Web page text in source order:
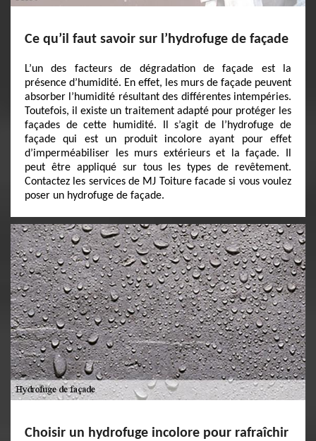
Ce qu’il faut savoir sur l’hydrofuge de façade
L’un des facteurs de dégradation de façade est la
présence d’humidité. En effet, les murs de façade peuvent
absorber l’humidité résultant des différentes intempéries.
Toutefois, il existe un traitement adapté pour protéger les
façades de cette humidité. Il s’agit de l’hydrofuge de
façade qui est un produit incolore ayant pour effet
d’imperméabiliser les murs extérieurs et la façade. Il
peut être appliqué sur tous les types de revêtement.
Contactez les services de MJ Toiture facade si vous voulez
poser un hydrofuge de façade.
Choisir un hydrofuge incolore pour rafraîchir